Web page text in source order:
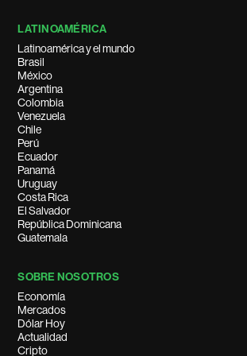
LATINOAMÉRICA
Latinoamérica y el mundo
Brasil
México
Argentina
Colombia
Venezuela
Chile
Perú
Ecuador
Panamá
Uruguay
Costa Rica
El Salvador
República Dominicana
Guatemala
SOBRE NOSOTROS
Economía
Mercados
Dólar Hoy
Actualidad
Cripto